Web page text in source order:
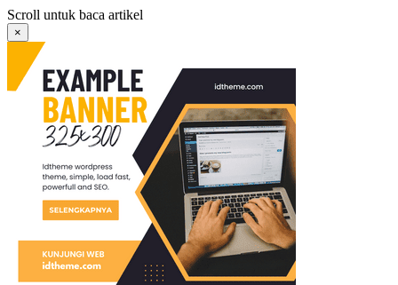
Langsung
ke
konten
Scroll untuk baca artikel
×